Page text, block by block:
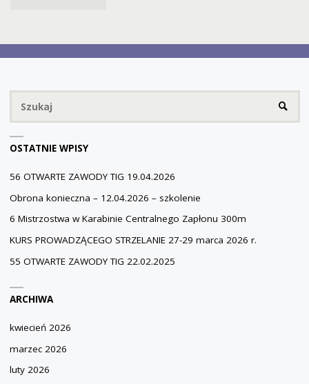
MISTRZOSTWA
OSTATNIE WPISY
56 OTWARTE ZAWODY TIG 19.04.2026
Obrona konieczna – 12.04.2026 – szkolenie
6 Mistrzostwa w Karabinie Centralnego Zapłonu 300m
KURS PROWADZĄCEGO STRZELANIE 27-29 marca 2026 r.
55 OTWARTE ZAWODY TIG 22.02.2025
ARCHIWA
kwiecień 2026
marzec 2026
luty 2026